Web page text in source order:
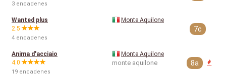
3 encadenes
Wanted plus
2.5
4 encadenes
Monte Aquilone
7c
Anima d'acciaio
4.0
19 encadenes
Monte Aquilone
monte aquilone 8a